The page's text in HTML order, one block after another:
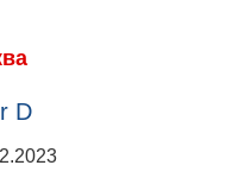
D
с 18.02.2023